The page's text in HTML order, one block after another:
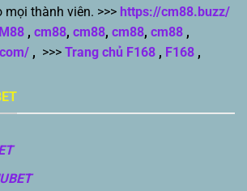
thành viên. >>> https://cm88.buzz/
, cm88, cm88, cm88, cm88 ,
, >>> Trang chủ F168 , F168 ,